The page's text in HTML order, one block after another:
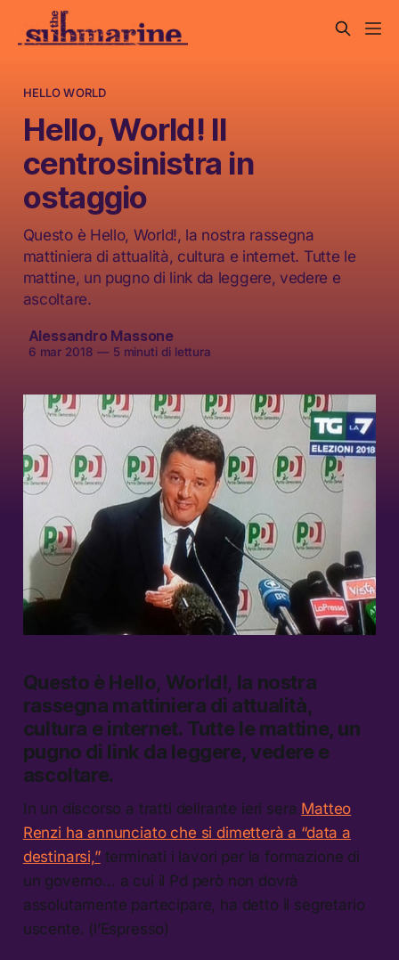
HELLO WORLD
Hello, World! Il
centrosinistra in
ostaggio
Questo è Hello, World!, la nostra rassegna
mattiniera di attualità, cultura e internet. Tutte le
mattine, un pugno di link da leggere, vedere e
ascoltare.
Alessandro Massone
6 mar 2018 —5 minuti di lettura
Questo è Hello, World!, la nostra
rassegna mattiniera di attualità,
cultura e internet. Tutte le mattine, un
pugno di link da leggere, vedere e
ascoltare.
In un discorso a tratti delirante ieri sera Matteo
Renzi ha annunciato che si dimetterà a “data a
destinarsi,”terminati i lavori per la formazione di
un governo… a cui il Pd però non dovrà
assolutamente partecipare, ha detto il segretario
uscente. (l’Espresso)